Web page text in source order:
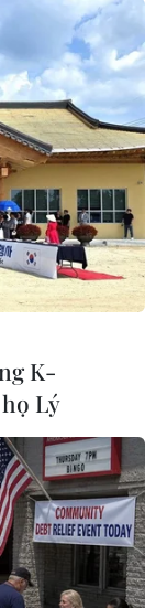
có các
Nam và
sẽ có
chủ nhà Joko
Nhật Bản
động
K-
Lý